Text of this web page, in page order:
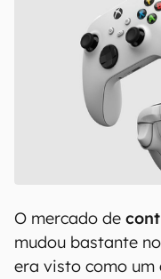
O mercado de
mudou bastante
era visto como